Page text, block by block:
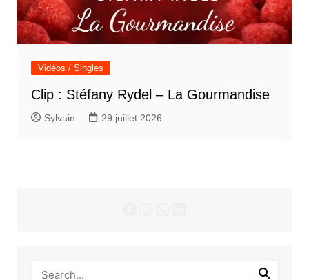
Vidéos / Singles
Clip : Stéfany Rydel – La Gourmandise
Sylvain 29 juillet 2026